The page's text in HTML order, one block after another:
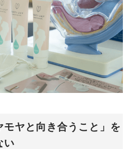
モヤと向き合うこと」を
い